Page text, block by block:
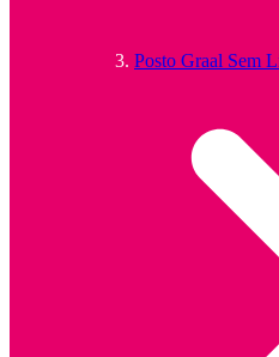
Posto Graal Sem